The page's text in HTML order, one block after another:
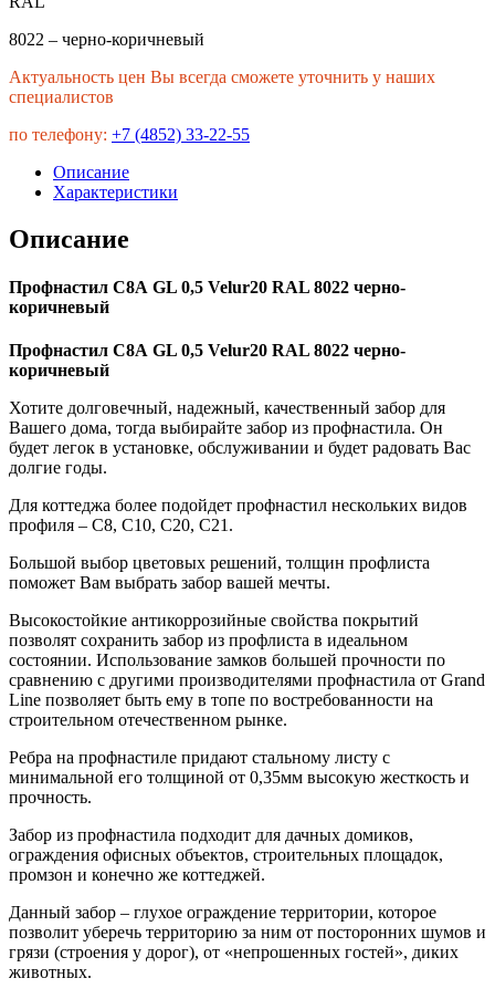
8022 – черно-коричневый
Актуальность цен Вы всегда сможете уточнить у наших
специалистов
по телефону: +7 (4852) 33-22-55
Описание
Характеристики
Описание
Профнастил С8А GL 0,5 Velur20 RAL 8022 черно-
коричневый
Профнастил С8А GL 0,5 Velur20 RAL 8022 черно-
коричневый
Хотите долговечный, надежный, качественный забор для
Вашего дома, тогда выбирайте забор из профнастила. Он
будет легок в установке, обслуживании и будет радовать Вас
долгие годы.
Для коттеджа более подойдет профнастил нескольких видов
профиля – С8, С10, С20, С21.
Большой выбор цветовых решений, толщин профлиста
поможет Вам выбрать забор вашей мечты.
Высокостойкие антикоррозийные свойства покрытий
позволят сохранить забор из профлиста в идеальном
состоянии. Использование замков большей прочности по
сравнению с другими производителями профнастила от Grand
Line позволяет быть ему в топе по востребованности на
строительном отечественном рынке.
Ребра на профнастиле придают стальному листу с
минимальной его толщиной от 0,35мм высокую жесткость и
прочность.
Забор из профнастила подходит для дачных домиков,
ограждения офисных объектов, строительных площадок,
промзон и конечно же коттеджей.
Данный забор – глухое ограждение территории, которое
позволит уберечь территорию за ним от посторонних шумов и
грязи (строения у дорог), от «непрошенных гостей», диких
животных.